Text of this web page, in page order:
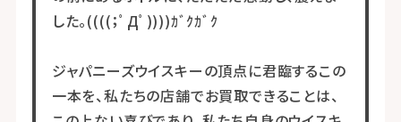
した。((((；ﾟДﾟ ))))ｶﾞｸｶﾞｸ
ジャパニーズウイスキーの頂点に君臨するこの
一本を、私たちの店舗でお買取できることは、